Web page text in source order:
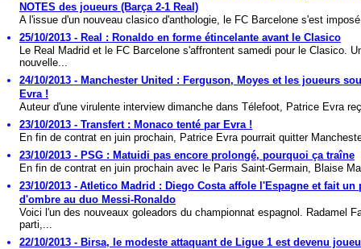
NOTES des joueurs (Barça 2-1 Real)
A l'issue d'un nouveau clasico d'anthologie, le FC Barcelone s'est
25/10/2013 - Real : Ronaldo en forme étincelante avant le Clasico
Le Real Madrid et le FC Barcelone s'affrontent samedi pour le Clasico.
nouvelle...
24/10/2013 - Manchester United : Ferguson, Moyes et les joueurs
Evra !
Auteur d'une virulente interview dimanche dans Télefoot, Patrice Evra
23/10/2013 - Transfert : Monaco tenté par Evra !
En fin de contrat en juin prochain, Patrice Evra pourrait quitter
23/10/2013 - PSG : Matuidi pas encore prolongé, pourquoi ça traîne
En fin de contrat en juin prochain avec le Paris Saint-Germain, Blaise
23/10/2013 - Atletico Madrid : Diego Costa affole l'Espagne et fait un
d'ombre au duo Messi-Ronaldo
Voici l'un des nouveaux goleadors du championnat espagnol. Radamel
parti,...
22/10/2013 - Birsa, le modeste attaquant de Ligue 1 est devenu